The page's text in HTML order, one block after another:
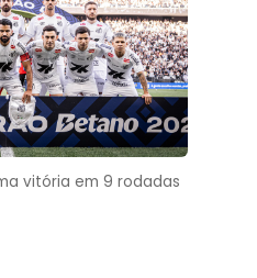
vitória em 9 rodadas